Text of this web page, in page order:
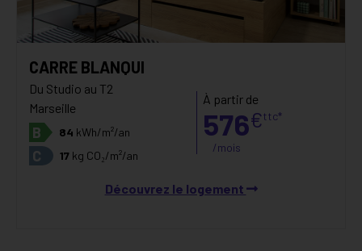
CARRE BLANQUI
Du Studio au T2
Marseille
B 84 kWh/m²/an
C 17kg CO₂/m²/an
À partir de
576€ttc*
/mois
Découvrez le logement